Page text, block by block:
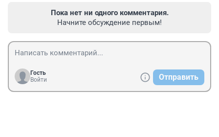
Пока нет ни одного комментария.
Начните обсуждение первым!
Гость
Войти
Отправить